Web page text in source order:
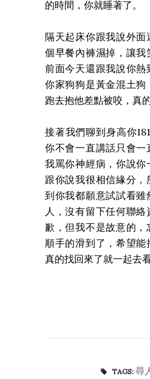
的時間，你就睡著了。
隔天起床你跟我說外面
個早餐內褲濕掉，讓我
前面今天還跟我說你熱
你家狗狗是黃金混土狗
跑去抱他差點被咬，真
接著我們聊到身高你
你不會一直講話只會一
我罵你神經病，你說你
跟你說我很相信緣分
到你我都願意試試看雖
人，沒有留下任何聯
歉，但我不是故意的，
順手的滑到了，希望
真的找回來了就一起去
TAGS: 尋